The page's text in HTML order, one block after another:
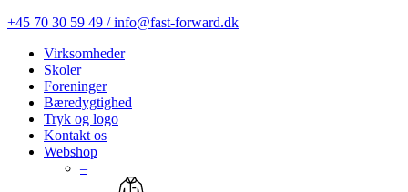
+45 70 30 59 49 / info@fast-forward.dk
Virksomheder
Skoler
Foreninger
Bæredygtighed
Tryk og logo
Kontakt os
Webshop
–